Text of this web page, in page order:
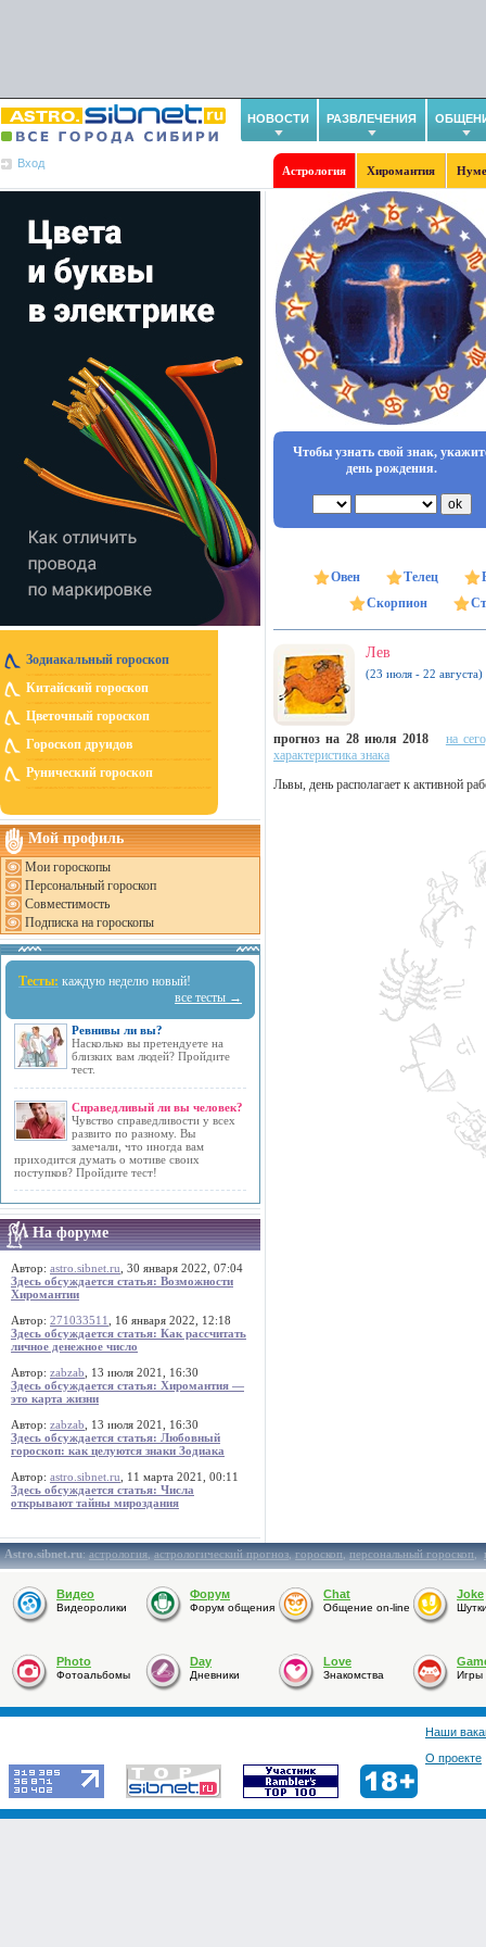
НОВОСТИ РАЗВЛЕЧЕНИЯ
Вход
Астрология Хиромантия
Зодиакальный гороскоп
Китайский гороскоп
Цветочный гороскоп
Гороскоп друидов
Рунический гороскоп
Мой профиль
Мои гороскопы
Персональный гороскоп
Совместимость
Подписка на гороскопы
Тесты: каждую неделю новый!
все тесты →
Ревнивы ли вы?
Насколько вы претендуете на
близких вам людей? Пройдите
тест.
Справедливый ли вы человек?
Чувство справедливости у всех
развито по разному. Вы
замечали, что иногда вам
приходится думать о мотиве своих
поступков? Пройдите тест!
На форуме
Автор: astro.sibnet.ru , 30 января 2022, 07:04
Здесь обсуждается статья: Возможности
Хиромантии
Автор: 271033511
, 16 января 2022, 12:18
Здесь обсуждается статья: Как рассчитать
личное денежное число
Автор: zabzab , 13 июля 2021, 16:30
Здесь обсуждается статья: Хиромантия —
это карта жизни
Автор: zabzab , 13 июля 2021, 16:30
Здесь обсуждается статья: Любовный
гороскоп: как целуются знаки Зодиака
Автор: astro.sibnet.ru , 11 марта 2021, 00:11
Здесь обсуждается статья: Числа
открывают тайны мироздания
Чтобы узнать свой знак,
день рождения.
Овен Телец
Скорпион
Лев
(23 июля - 22 августа)
прогноз на 28 июля 2018
на
характеристика знака
Львы, день располагает к активной
Astro.sibnet.ru:астрология,астрологический прогноз,гороскоп,персональный гороскоп,
Видео
Видеоролики
Форум
Форум общения
Chat
Общение on-line
Joke
Photo
Фотоальбомы
Day
Дневники
Love
Знакомства Игры
Наши
О проекте